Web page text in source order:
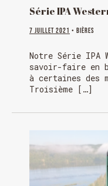
Série IPA
7 juillet 2021 • Bières
Notre Série IPA
savoir-faire en
à certaines des
Troisième […]